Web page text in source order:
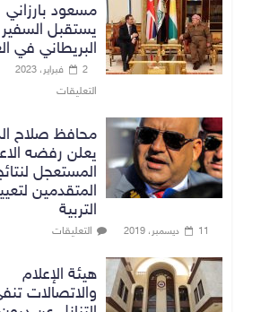
مسعود بارزاني
يستقبل السفير
البريطاني في
2 فبراير، 2023
التعليقات
محافظ صلاح
يعلن رفضه
المستعجل
المتقدمين
التربية
11 ديسمبر، 2019 التعليقات
هيئة الإعلام
والاتصالات